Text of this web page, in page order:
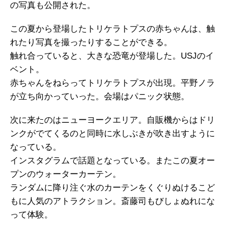
の写真も公開された。
この夏から登場したトリケラトプスの赤ちゃんは、触
れたり写真を撮ったりすることができる。
触れ合っていると、大きな恐竜が登場した。USJのイ
ベント。
赤ちゃんをねらってトリケラトプスが出現。平野ノラ
が立ち向かっていった。会場はパニック状態。
次に来たのはニューヨークエリア。自販機からはドリ
ンクがでてくるのと同時に水しぶきが吹き出すように
なっている。
インスタグラムで話題となっている。またこの夏オー
プンのウォーターカーテン。
ランダムに降り注ぐ水のカーテンをくぐりぬけるこど
もに人気のアトラクション。斎藤司もびしょぬれにな
って体験。